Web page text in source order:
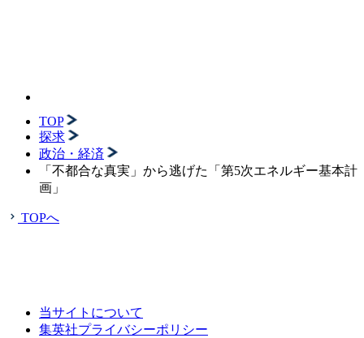
TOP
探求
政治・経済
「不都合な真実」から逃げた「第5次エネルギー基本計
画」
TOPへ
当サイトについて
集英社プライバシーポリシー